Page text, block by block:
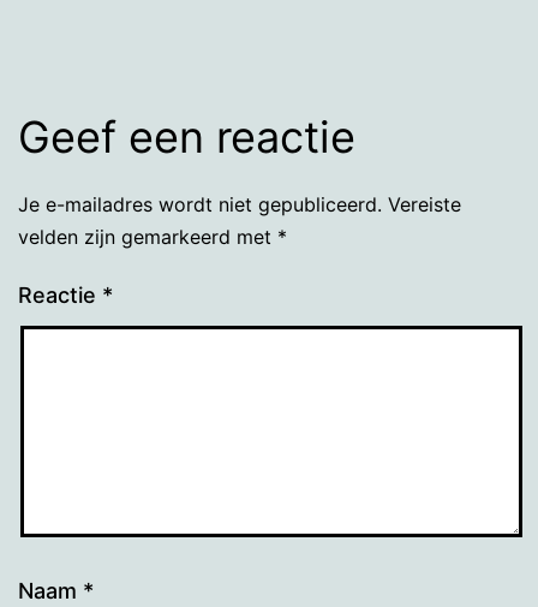
Geef een reactie
Je e-mailadres wordt niet gepubliceerd. Vereiste
velden zijn gemarkeerd met *
Reactie *
Naam *